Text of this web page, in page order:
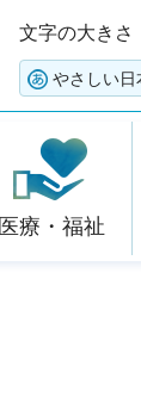
文字の大きさ
やさしい日
医療・福祉